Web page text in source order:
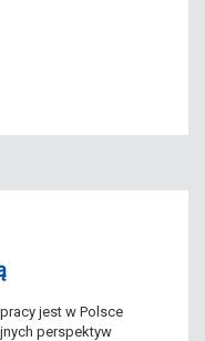
jest w Polsce
perspektyw